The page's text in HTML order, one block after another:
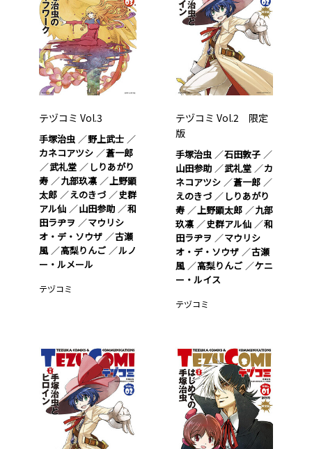
テヅコミ Vol.3
手塚治虫
野上武士
カネコアツシ
蒼一郎
武礼堂
しりあがり
寿
九部玖凛
上野顕
太郎
えのきづ
史群
アル仙
山田参助
和
田ラヂヲ
マウリシ
オ・デ・ソウザ
古瀬
風
高梨りんご
ルノ
ー・ルメール
テヅコミ
テヅコミ Vol.2 限定
版
手塚治虫
石田敦子
山田参助
武礼堂
カ
ネコアツシ
蒼一郎
えのきづ
しりあがり
寿
上野顕太郎
九部
玖凛
史群アル仙
和
田ラヂヲ
マウリシ
オ・デ・ソウザ
古瀬
風
高梨りんご
ケニ
ー・ルイス
テヅコミ